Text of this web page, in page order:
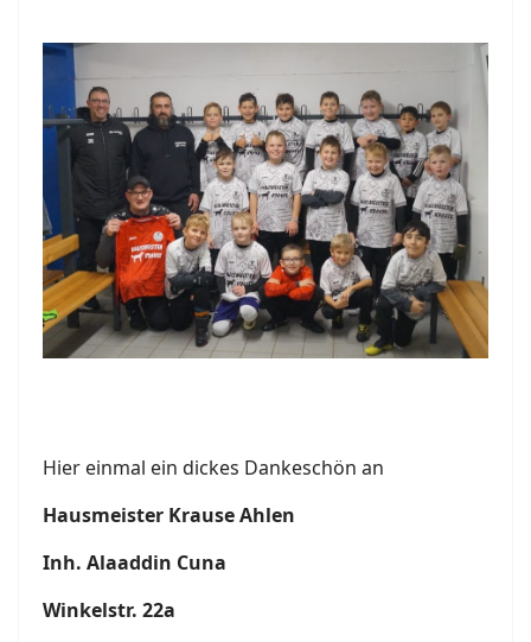
Hier einmal ein dickes Dankeschön an
Hausmeister Krause Ahlen
Inh. Alaaddin Cuna
Winkelstr. 22a